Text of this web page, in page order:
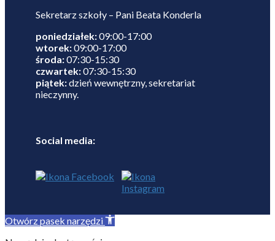
Sekretarz szkoły – Pani Beata Konderla
poniedziałek:09:00-17:00
wtorek:09:00-17:00
środa:07:30-15:30
czwartek:07:30-15:30
piątek:dzień wewnętrzny, sekretariat
nieczynny.
Social media:
Otwórz pasek narzędzi